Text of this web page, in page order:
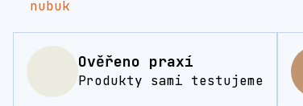
Ověřeno praxí
Produkty sami testujeme